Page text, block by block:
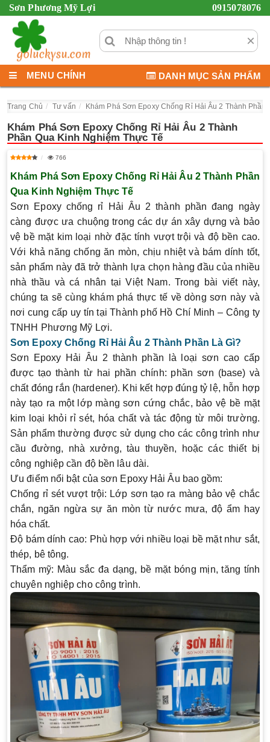
Sơn Phương Mỹ Lợi 0915078076
×
MENU CHÍNH DANH MỤC SẢN PHẨM
Trang Chủ Tư vấn Khám Phá Sơn Epoxy Chống Rỉ Hải Âu 2 Thành Phần
Khám Phá Sơn Epoxy Chống Rỉ Hải Âu 2 Thành
Phần Qua Kinh Nghiệm Thực Tế
766
Khám Phá Sơn Epoxy Chống Rỉ Hải Âu 2 Thành Phần
Qua Kinh Nghiệm Thực Tế
Sơn Epoxy chống rỉ Hải Âu 2 thành phần đang ngày
càng được ưa chuộng trong các dự án xây dựng và bảo
vệ bề mặt kim loại nhờ đặc tính vượt trội và độ bền cao.
Với khả năng chống ăn mòn, chịu nhiệt và bám dính tốt,
sản phẩm này đã trở thành lựa chọn hàng đầu của nhiều
nhà thầu và cá nhân tại Việt Nam. Trong bài viết này,
chúng ta sẽ cùng khám phá thực tế về dòng sơn này và
nơi cung cấp uy tín tại Thành phố Hồ Chí Minh – Công ty
TNHH Phương Mỹ Lợi.
Sơn Epoxy Chống Rỉ Hải Âu 2 Thành Phần Là Gì?
Sơn Epoxy Hải Âu 2 thành phần là loại sơn cao cấp
được tạo thành từ hai phần chính: phần sơn (base) và
chất đóng rắn (hardener). Khi kết hợp đúng tỷ lệ, hỗn hợp
này tạo ra một lớp màng sơn cứng chắc, bảo vệ bề mặt
kim loại khỏi rỉ sét, hóa chất và tác động từ môi trường.
Sản phẩm thường được sử dụng cho các công trình như
cầu đường, nhà xưởng, tàu thuyền, hoặc các thiết bị
công nghiệp cần độ bền lâu dài.
Ưu điểm nổi bật của sơn Epoxy Hải Âu bao gồm:
Chống rỉ sét vượt trội: Lớp sơn tạo ra màng bảo vệ chắc
chắn, ngăn ngừa sự ăn mòn từ nước mưa, độ ẩm hay
hóa chất.
Độ bám dính cao: Phù hợp với nhiều loại bề mặt như sắt,
thép, bê tông.
Thẩm mỹ: Màu sắc đa dạng, bề mặt bóng mịn, tăng tính
chuyên nghiệp cho công trình.